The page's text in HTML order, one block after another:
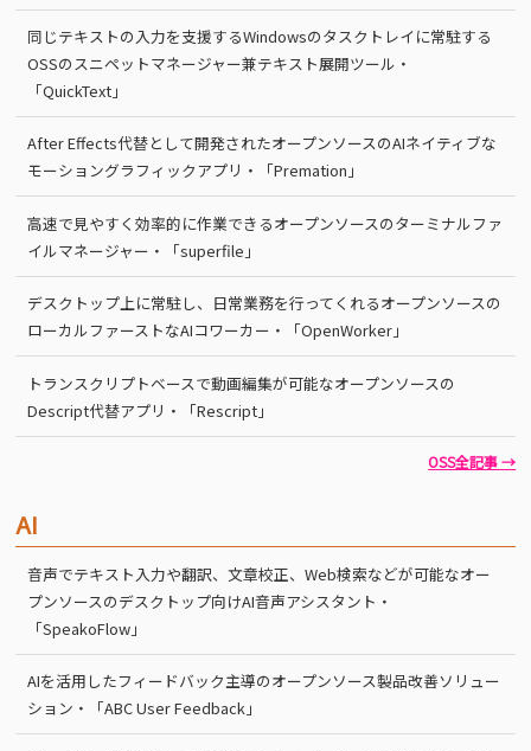
同じテキストの入力を支援するWindowsのタスクトレイに常駐する
OSSのスニペットマネージャー兼テキスト展開ツール・
「QuickText」
After Effects代替として開発されたオープンソースのAIネイティブな
モーショングラフィックアプリ・「Premation」
高速で見やすく効率的に作業できるオープンソースのターミナルファ
イルマネージャー・「superfile」
デスクトップ上に常駐し、日常業務を行ってくれるオープンソースの
ローカルファーストなAIコワーカー・「OpenWorker」
トランスクリプトベースで動画編集が可能なオープンソースの
Descript代替アプリ・「Rescript」
OSS全記事 →
AI
音声でテキスト入力や翻訳、文章校正、Web検索などが可能なオー
プンソースのデスクトップ向けAI音声アシスタント・
「SpeakoFlow」
AIを活用したフィードバック主導のオープンソース製品改善ソリュー
ション・「ABC User Feedback」